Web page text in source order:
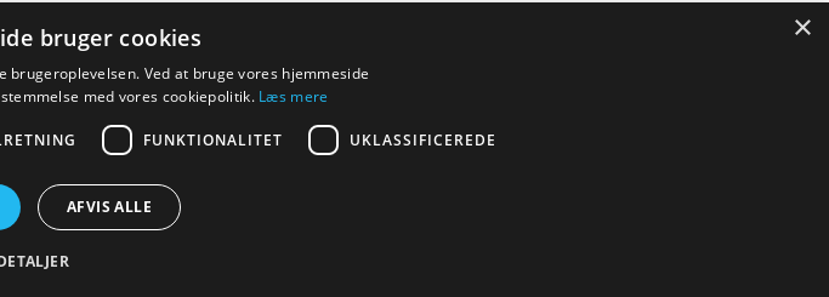
×
bruger cookies
Ved at bruge vores hjemmeside
med vores cookiepolitik. Læs mere
FUNKTIONALITET UKLASSIFICEREDE
AFVIS ALLE